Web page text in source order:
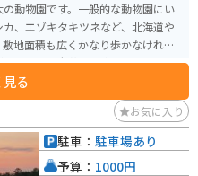
動物園です。一般的な動物園にい
、エゾキタキツネなど、北海道や
地面積も広くかなり歩かなければ
るので、老若男女楽しめるスポッ
る
お気に入り
駐車： 駐車場あり
予算： 1000円